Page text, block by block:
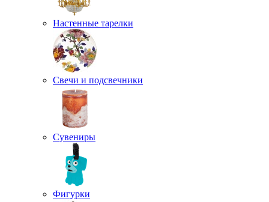
Настенные тарелки
Свечи и подсвечники
Сувениры
Фигурки